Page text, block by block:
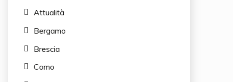
Attualità
Bergamo
Brescia
Como